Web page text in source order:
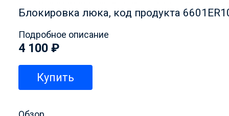
Блокировка люка, код продукта
Подробное описание
4 100 ₽
Купить